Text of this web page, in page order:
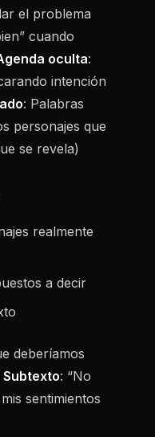
el problema
cuando
oculta:
intención
: Palabras
personajes que
se revela)
realmente
a decir
deberíamos
Subtexto: “No
sentimientos